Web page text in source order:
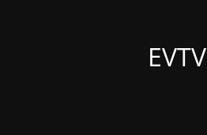
EVTV